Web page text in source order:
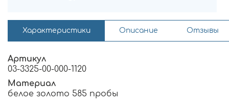
Характеристики Описание Отзывы
Артикул
03-3325-00-000-1120
Материал
белое золото 585 пробы